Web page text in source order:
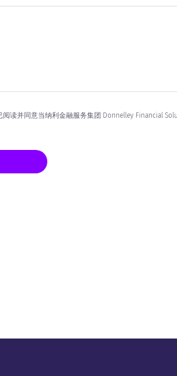
读并同意当纳利金融服务集团 Donnelley Financial